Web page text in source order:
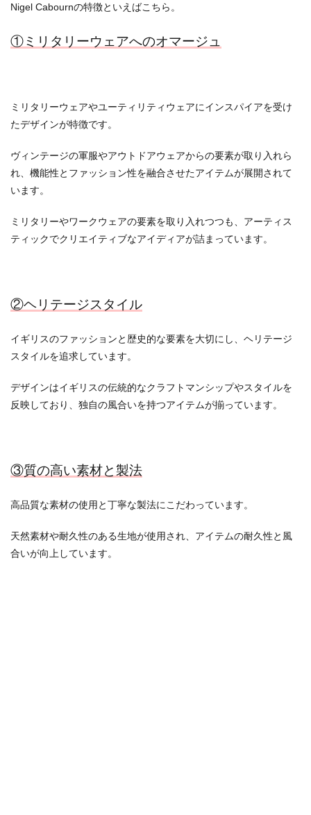
Nigel Cabournの特徴といえばこちら。
①ミリタリーウェアへのオマージュ
ミリタリーウェアやユーティリティウェアにインスパイアを受け
たデザインが特徴です。
ヴィンテージの軍服やアウトドアウェアからの要素が取り入れら
れ、機能性とファッション性を融合させたアイテムが展開されて
います。
ミリタリーやワークウェアの要素を取り入れつつも、アーティス
ティックでクリエイティブなアイディアが詰まっています。
②ヘリテージスタイル
イギリスのファッションと歴史的な要素を大切にし、ヘリテージ
スタイルを追求しています。
デザインはイギリスの伝統的なクラフトマンシップやスタイルを
反映しており、独自の風合いを持つアイテムが揃っています。
③質の高い素材と製法
高品質な素材の使用と丁寧な製法にこだわっています。
天然素材や耐久性のある生地が使用され、アイテムの耐久性と風
合いが向上しています。